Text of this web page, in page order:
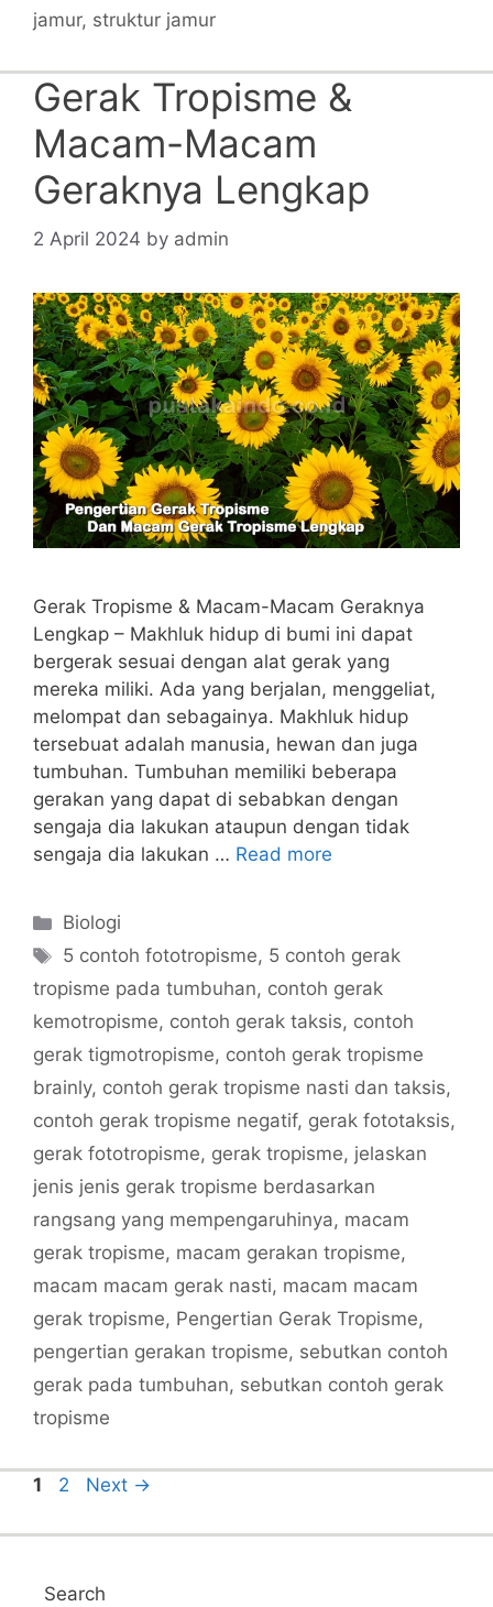
jamur, struktur jamur
Gerak Tropisme &
Macam-Macam
Geraknya Lengkap
2 April 2024 by admin
Gerak Tropisme & Macam-Macam Geraknya
Lengkap – Makhluk hidup di bumi ini dapat
bergerak sesuai dengan alat gerak yang
mereka miliki. Ada yang berjalan, menggeliat,
melompat dan sebagainya. Makhluk hidup
tersebuat adalah manusia, hewan dan juga
tumbuhan. Tumbuhan memiliki beberapa
gerakan yang dapat di sebabkan dengan
sengaja dia lakukan ataupun dengan tidak
sengaja dia lakukan … Read more
Categories
Biologi
Tags
5 contoh fototropisme, 5 contoh gerak
tropisme pada tumbuhan, contoh gerak
kemotropisme, contoh gerak taksis, contoh
gerak tigmotropisme, contoh gerak tropisme
brainly, contoh gerak tropisme nasti dan taksis,
contoh gerak tropisme negatif, gerak fototaksis,
gerak fototropisme, gerak tropisme, jelaskan
jenis jenis gerak tropisme berdasarkan
rangsang yang mempengaruhinya, macam
gerak tropisme, macam gerakan tropisme,
macam macam gerak nasti, macam macam
gerak tropisme, Pengertian Gerak Tropisme,
pengertian gerakan tropisme, sebutkan contoh
gerak pada tumbuhan, sebutkan contoh gerak
tropisme
Page
1 Page
2 Next →
Search